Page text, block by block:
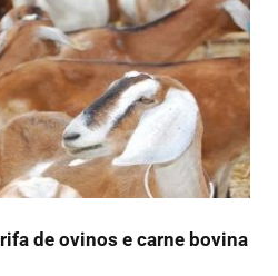
de ovinos e carne bovina